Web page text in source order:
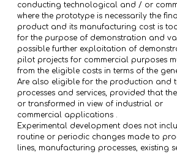
conducting technological and / or
where the prototype is necessarily the
product and its manufacturing cost is
for the purpose of demonstration and
possible further exploitation of
pilot projects for commercial purposes
from the eligible costs in terms of the
Are also eligible for the production and
processes and services, provided that
or transformed in view of industrial or
commercial applications .
Experimental development does not
routine or periodic changes made ​​to
lines, manufacturing processes, existing